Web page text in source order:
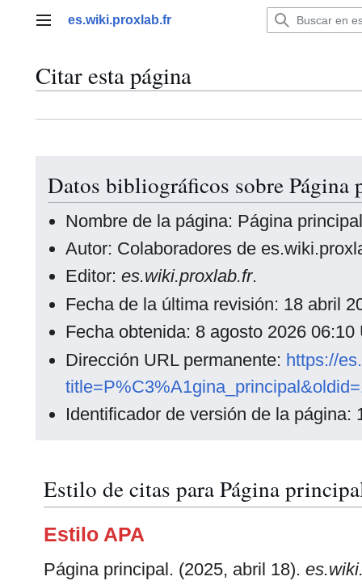
Menú principal
es.wiki.proxlab.fr
Citar esta página
Datos bibliográficos sobre Página
Nombre de la página: Página
Autor: Colaboradores de
Editor:es.wiki.proxlab.fr.
Fecha de la última revisión: 18 abril
Fecha obtenida: 8 agosto 2026 06:10
Dirección URL permanente: https://
Identificador de versión de la página:
Estilo de citas para Página
Estilo APA
Página principal. (2025, abril 18).